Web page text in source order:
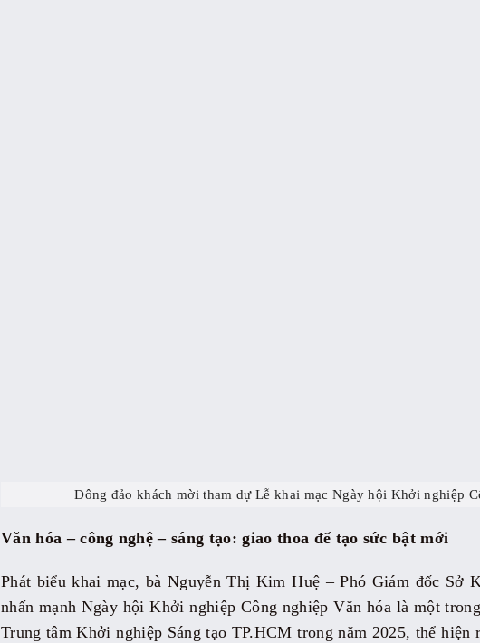
Đông đảo khách mời tham dự Lễ khai mạc Ngày hội Khởi nghiệp
Văn hóa – công nghệ – sáng tạo: giao thoa để tạo sức bật mới
Phát biểu khai mạc, bà Nguyễn Thị Kim Huệ – Phó Giám đốc Sở
nhấn mạnh Ngày hội Khởi nghiệp Công nghiệp Văn hóa là một
Trung tâm Khởi nghiệp Sáng tạo TP.HCM trong năm 2025, thể hiện